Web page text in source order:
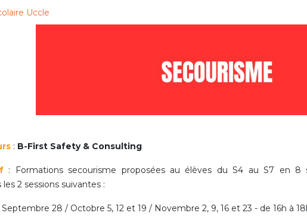
+32 (0)472 07 35 25
cesame@apeee-bxl1-services.be
BE30 3100 2003 2711
Uccle
: B-First Safety & Consulting
: Formations secourisme proposées au élèves du S4 au S7 en 8
2 sessions suivantes :
Septembre 28 / Octobre 5, 12 et 19 / Novembre 2, 9, 16 et 23 - de 16h à